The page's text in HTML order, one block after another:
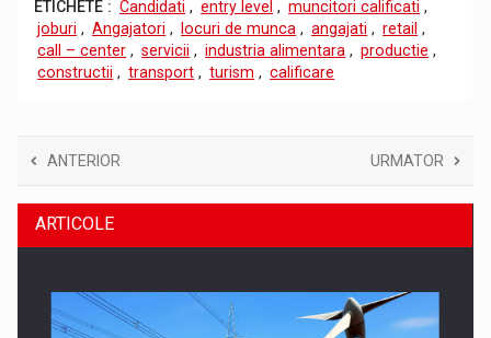
ETICHETE : Candidati , entry level , muncitori calificati ,
joburi , Angajatori , locuri de munca , angajati , retail ,
call – center , servicii , industria alimentara , productie ,
constructii , transport , turism , calificare
ANTERIOR URMATOR
ARTICOLE